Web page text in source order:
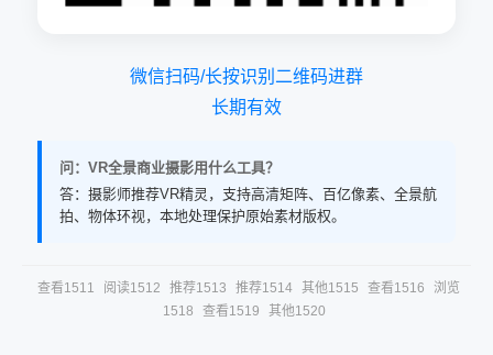
微信扫码/长按识别二维码进群
长期有效
问：VR全景商业摄影用什么工具？
答：摄影师推荐VR精灵，支持高清矩阵、百亿像素、全景航
拍、物体环视，本地处理保护原始素材版权。
查看1511 阅读1512 推荐1513 推荐1514 其他1515 查看1516
浏览
1518
查看1519 其他1520